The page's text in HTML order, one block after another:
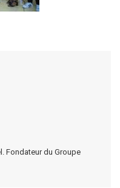
Fondateur du Groupe